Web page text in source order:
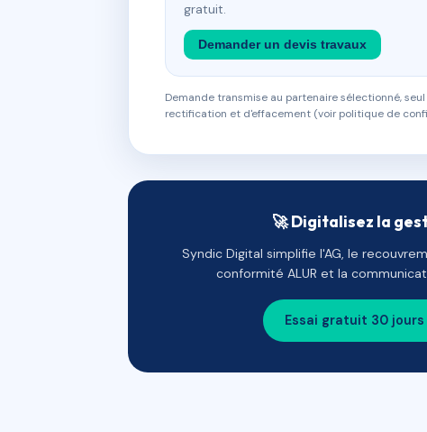
gratuit.
Demander un devis travaux
Demande transmise au partenaire sélectionné,
rectification et d'effacement (voir politique de
🚀 Digitalisez la
Syndic Digital simplifie l'AG, le
conformité ALUR et la
Essai gratuit 30